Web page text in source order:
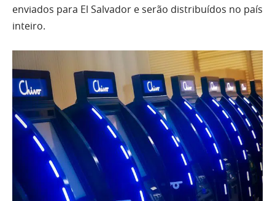
enviados para El Salvador e serão distribuídos no país
inteiro.